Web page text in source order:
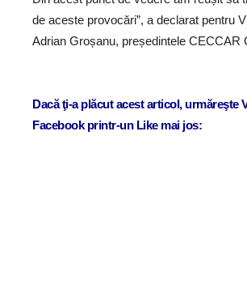
de aceste provocări”, a declarat pentru
Adrian Groșanu, președintele CECCAR
Dacă ţi-a plăcut acest articol, urmăreşte
Facebook printr-un Like mai jos: